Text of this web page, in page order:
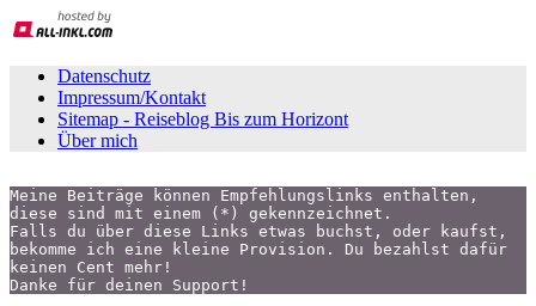
Datenschutz
Impressum/Kontakt
Sitemap - Reiseblog Bis zum Horizont
Über mich
Meine Beiträge können Empfehlungslinks enthalten,
diese sind mit einem (*) gekennzeichnet.
Falls du über diese Links etwas buchst, oder kaufst,
bekomme ich eine kleine Provision. Du bezahlst dafür
keinen Cent mehr!
Danke für deinen Support!